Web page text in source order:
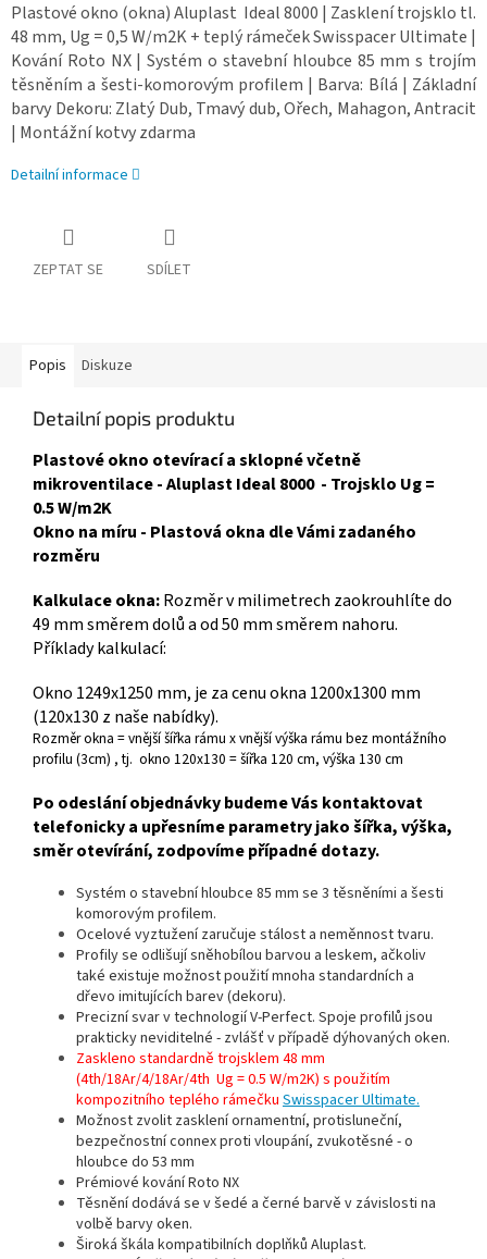
Plastové okno (okna) Aluplast Ideal 8000 | Zasklení trojsklo tl.
48 mm, Ug = 0,5 W/m2K + teplý rámeček Swisspacer Ultimate |
Kování Roto NX | Systém o stavební hloubce 85 mm s trojím
těsněním a šesti-komorovým profilem | Barva: Bílá | Základní
barvy Dekoru: Zlatý Dub, Tmavý dub, Ořech, Mahagon, Antracit
| Montážní kotvy zdarma
Detailní informace
ZEPTAT SE SDÍLET
Popis Diskuze
Detailní popis produktu
Plastové okno otevírací a sklopné včetně
mikroventilace - Aluplast Ideal 8000 - Trojsklo Ug =
0.5 W/m2K
Okno na míru - Plastová okna dle Vámi zadaného
rozměru
Kalkulace okna:Rozměr v milimetrech zaokrouhlíte do
49 mm směrem dolů a od 50 mm směrem nahoru.
Příklady kalkulací:
Okno 1249x1250 mm, je za cenu okna 1200x1300 mm
(120x130 z naše nabídky).
Rozměr okna = vnější šířka rámu x vnější výška rámu bez montážního
profilu (3cm) , tj. okno 120x130 = šířka 120 cm, výška 130 cm
Po odeslání objednávky budeme Vás kontaktovat
telefonicky a upřesníme parametry jako šířka, výška,
směr otevírání, zodpovíme případné dotazy.
Systém o stavební hloubce 85 mm se 3 těsněními a šesti
komorovým profilem.
Ocelové vyztužení zaručuje stálost a neměnnost tvaru.
Profily se odlišují sněhobílou barvou a leskem, ačkoliv
také existuje možnost použití mnoha standardních a
dřevo imitujících barev (dekoru).
Precizní svar v technologií V-Perfect. Spoje profilů jsou
prakticky neviditelné - zvlášť v případě dýhovaných oken.
Zaskleno standardně trojsklem 48 mm
(4th/18Ar/4/18Ar/4th Ug = 0.5 W/m2K) s použitím
kompozitního teplého rámečku Swisspacer Ultimate.
Možnost zvolit zasklení ornamentní, protisluneční,
bezpečnostní connex proti vloupání, zvukotěsné - o
hloubce do 53 mm
Prémiové kování Roto NX
Těsnění dodává se v šedé a černé barvě v závislosti na
volbě barvy oken.
Široká škála kompatibilních doplňků Aluplast.